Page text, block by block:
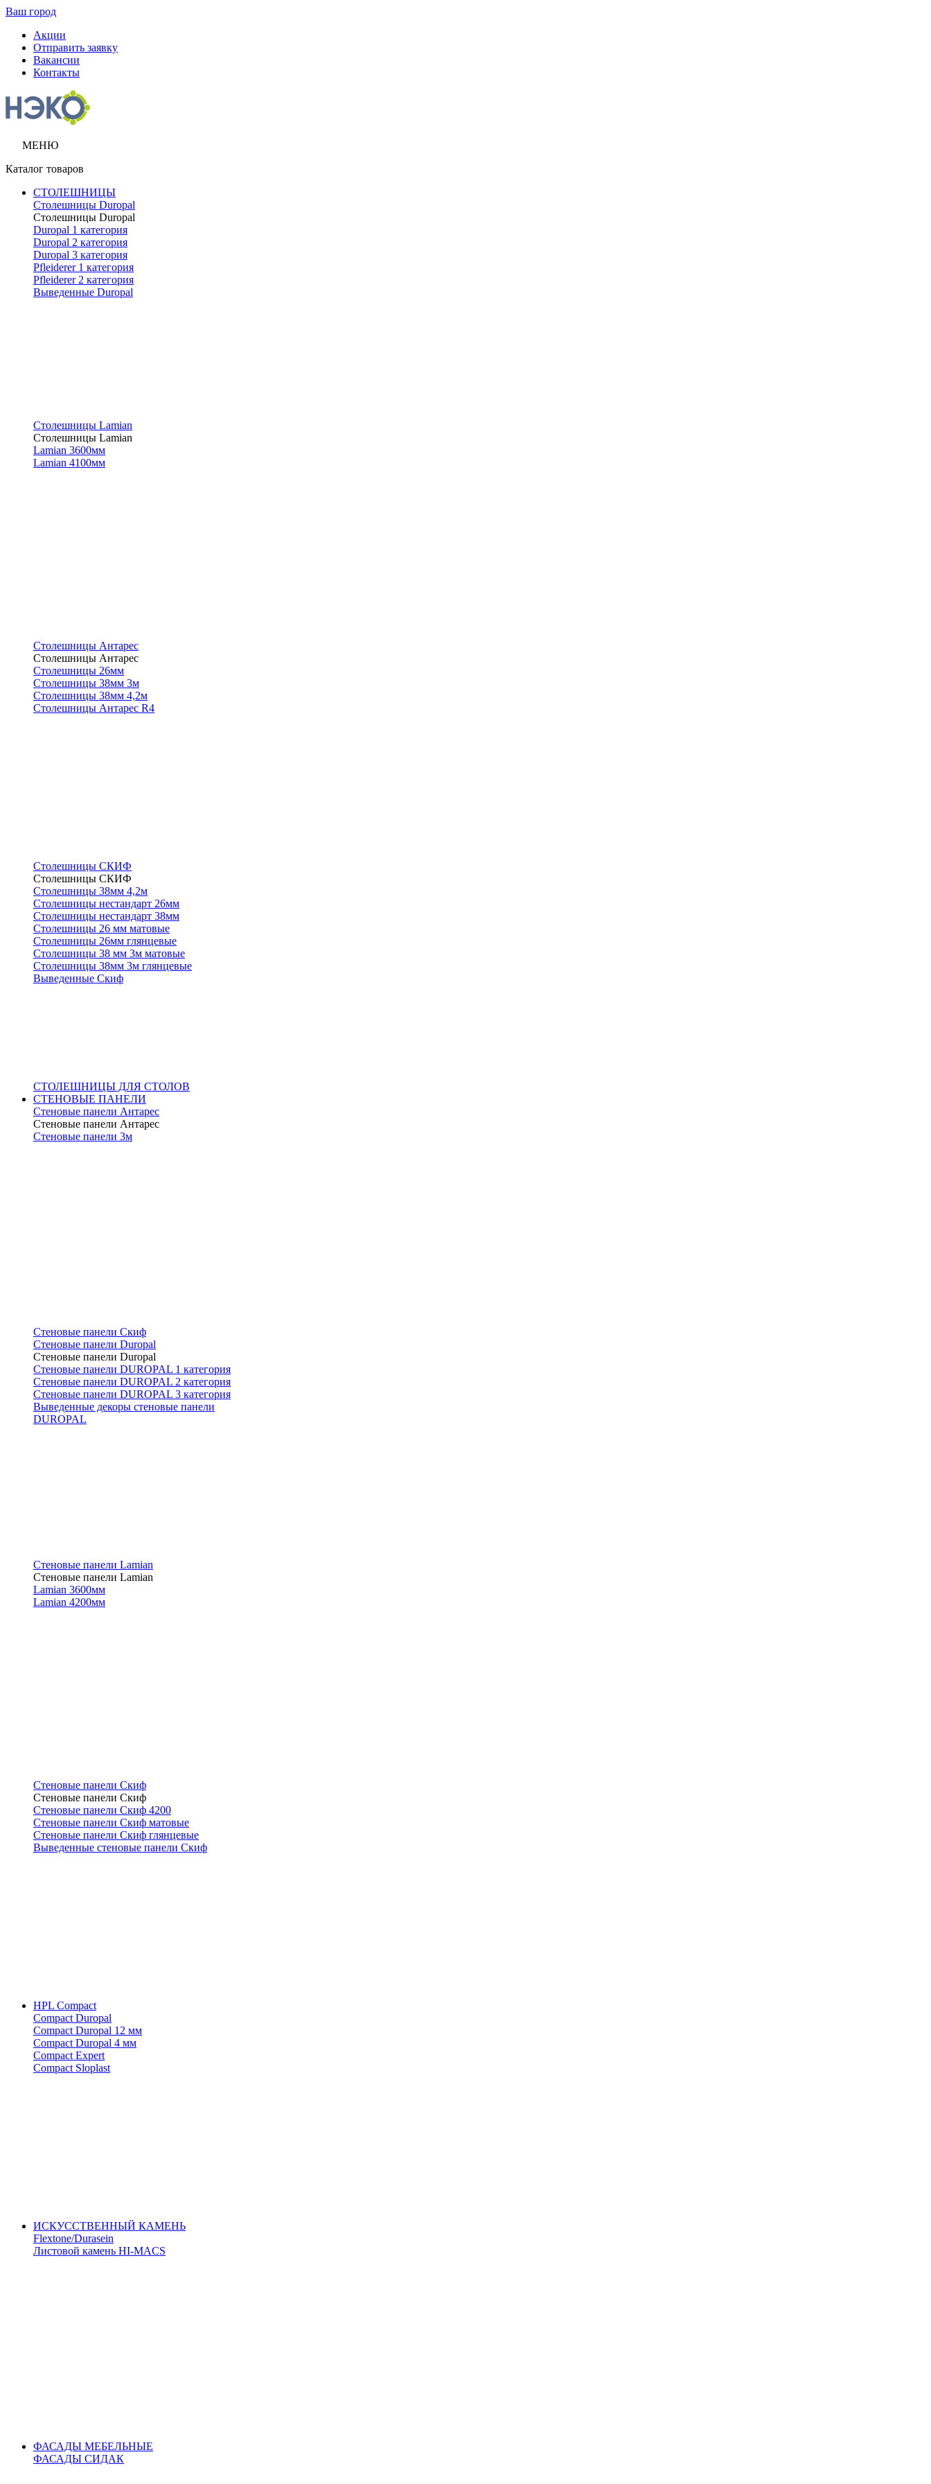
Ваш город
Акции
Отправить заявку
Вакансии
Контакты
МЕНЮ
Каталог товаров
СТОЛЕШНИЦЫ
Столешницы Duropal
Столешницы Duropal
Duropal 1 категория
Duropal 2 категория
Duropal 3 категория
Pfleiderer 1 категория
Pfleiderer 2 категория
Выведенные Duropal
Столешницы Lamian
Столешницы Lamian
Lamian 3600мм
Lamian 4100мм
Столешницы Антарес
Столешницы Антарес
Столешницы 26мм
Столешницы 38мм 3м
Столешницы 38мм 4,2м
Столешницы Антарес R4
Столешницы СКИФ
Столешницы СКИФ
Столешницы 38мм 4,2м
Столешницы нестандарт 26мм
Столешницы нестандарт 38мм
Столешницы 26 мм матовые
Столешницы 26мм глянцевые
Столешницы 38 мм 3м матовые
Столешницы 38мм 3м глянцевые
Выведенные Скиф
СТОЛЕШНИЦЫ ДЛЯ СТОЛОВ
СТЕНОВЫЕ ПАНЕЛИ
Стеновые панели Антарес
Стеновые панели Антарес
Стеновые панели 3м
Стеновые панели Скиф
Стеновые панели Duropal
Стеновые панели Duropal
Стеновые панели DUROPAL 1 категория
Стеновые панели DUROPAL 2 категория
Стеновые панели DUROPAL 3 категория
Выведенные декоры стеновые панели
DUROPAL
Стеновые панели Lamian
Стеновые панели Lamian
Lamian 3600мм
Lamian 4200мм
Стеновые панели Скиф
Стеновые панели Скиф
Стеновые панели Скиф 4200
Стеновые панели Скиф матовые
Стеновые панели Скиф глянцевые
Выведенные стеновые панели Скиф
HPL Compact
Compact Duropal
Compact Duropal 12 мм
Compact Duropal 4 мм
Compact Expert
Compact Sloplast
ИСКУССТВЕННЫЙ КАМЕНЬ
Flextone/Durasein
Листовой камень HI-MACS
ФАСАДЫ МЕБЕЛЬНЫЕ
ФАСАДЫ СИДАК